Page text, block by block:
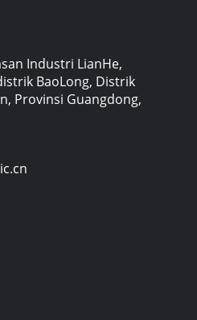
Industri LianHe,
BaoLong, Distrik
Provinsi Guangdong,